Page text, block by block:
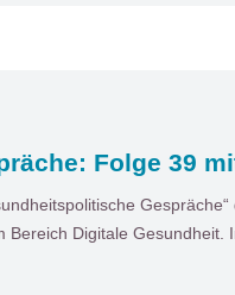
Folge 39
Digitale Gesundheit.